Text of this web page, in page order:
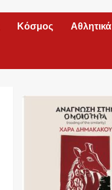
Κόσμος Αθλητικά